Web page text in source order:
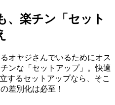
、楽チン「セット
オヤジさんでいるためにオス
ンな「セットアップ」。快適
するセットアップなら、そこ
差別化は必至！